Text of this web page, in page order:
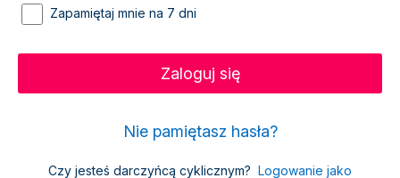
Zapamiętaj mnie na 7 dni
Nie pamiętasz hasła?
Czy jesteś darczyńcą cyklicznym? Logowanie jako